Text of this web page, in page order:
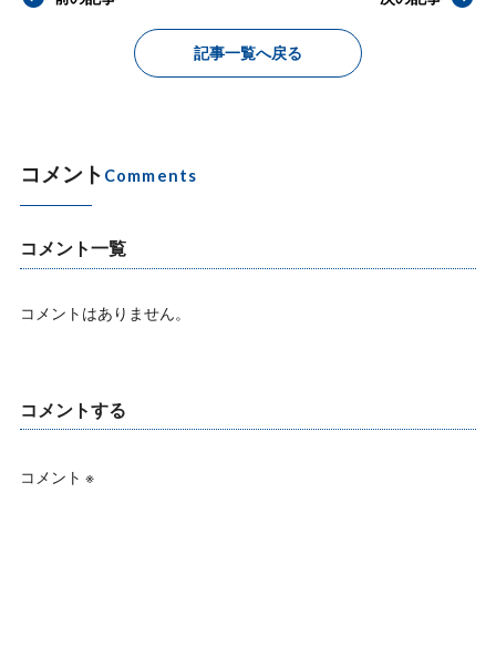
記事一覧へ戻る
コメント Comments
コメント一覧
コメントはありません。
コメントする
コメント ※